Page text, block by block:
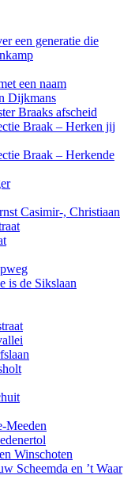
een generatie die
een naam
Dijkmans
Braaks afscheid
Braak – Herken jij
Braak – Herkende
Casimir-, Christiaan
is de Sikslaan
Meeden
Winschoten
Scheemda en ’t Waar